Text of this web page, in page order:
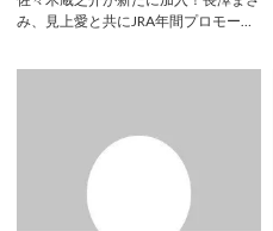
み、見上愛と共にJRA年間プロモーシ